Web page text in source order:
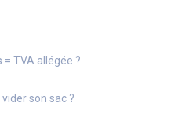
= TVA allégée ?
son sac ?